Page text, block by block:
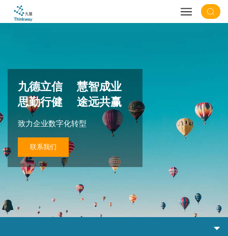
九德立信 慧智成业
思勤行健 途远共赢
致力企业数字化转型
联系我们